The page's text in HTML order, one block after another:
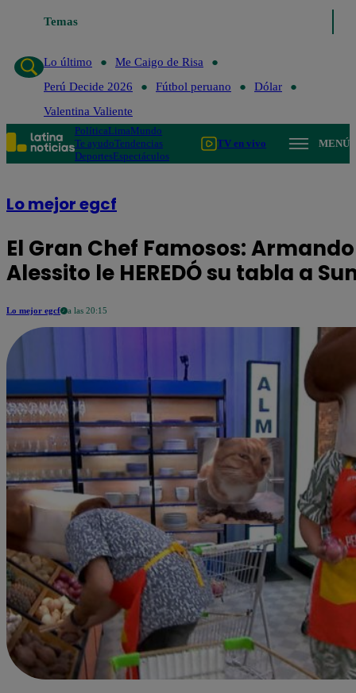
Temas
Lo último
Me Caigo de Risa
Perú Decide 2026
Fútbol peruano
Dólar
Valentina Valiente
PolíticaLimaMundo
Te ayudoTendencias
DeportesEspectáculos
TV en vivo MENÚ
Lo mejor egcf
El Gran Chef Famosos:
Alessito le HEREDÓ su tabla a
Lo mejor egcf a las 20:15